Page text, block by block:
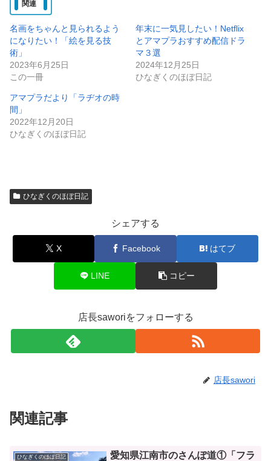
関連
名画をちゃんと見られるよう
になりたい！「絵を見る技
術」
2023年6月25日
この一冊
年末に一気見したい！Netflix
とアマプラおすすめ配信ドラ
マ３選
2024年12月25日
ひなぎくのほぼ日記
アマプラだより「ラヂオの時
間」
2022年12月20日
ひなぎくのほぼ日記
ひなぎくのほぼ日記
シェアする
X Facebook はてブ
LINE コピー
店長saworiをフォローする
店長sawori
関連記事
ひなぎくのほぼ日記
愛知県江南市のさんぽ道①「フラ